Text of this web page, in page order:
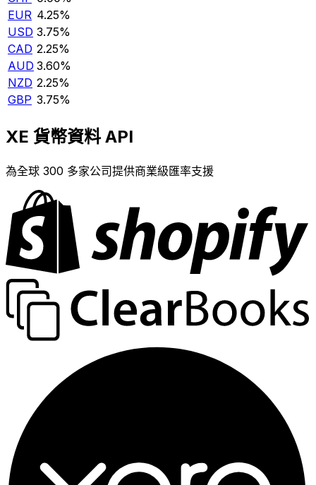
EUR 4.25%
USD 3.75%
CAD 2.25%
AUD 3.60%
NZD 2.25%
GBP 3.75%
XE 貨幣資料 API
為全球 300 多家公司提供商業級匯率支援